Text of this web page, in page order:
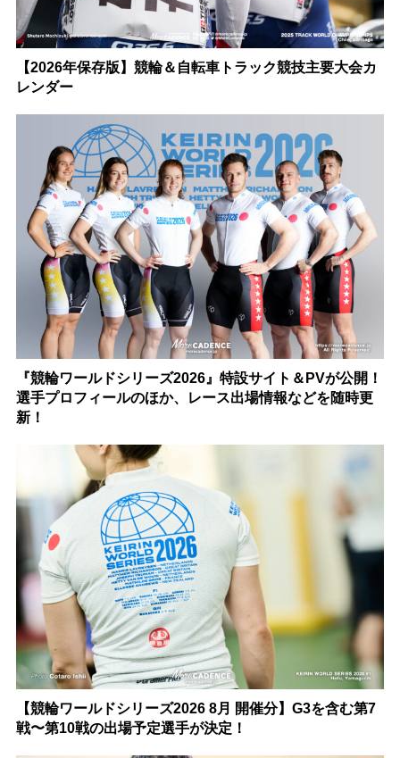
【2026年保存版】競輪＆自転車トラック競技主要大会カ
レンダー
『競輪ワールドシリーズ2026』特設サイト＆PVが公開！
選手プロフィールのほか、レース出場情報などを随時更
新！
【競輪ワールドシリーズ2026 8月 開催分】G3を含む第7
戦〜第10戦の出場予定選手が決定！